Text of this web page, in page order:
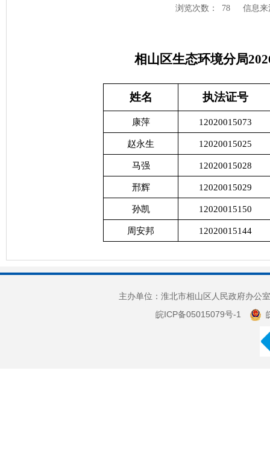
浏览次数： 78 信息
相山区生态环境分局
姓名 执法证号
康萍 12020015073
赵永生 12020015025
马强 12020015028
邢辉 12020015029
孙凯 12020015150
周安邦 12020015144
主办单位：淮北市相山区人民政府办
皖ICP备05015079号-1